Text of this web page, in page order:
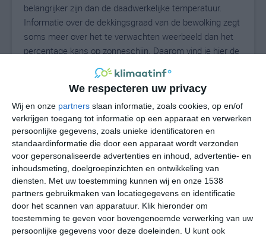
We respecteren uw privacy
Wij en onze partners slaan informatie, zoals cookies, op en/of
verkrijgen toegang tot informatie op een apparaat en verwerken
persoonlijke gegevens, zoals unieke identificatoren en
standaardinformatie die door een apparaat wordt verzonden
voor gepersonaliseerde advertenties en inhoud, advertentie- en
inhoudsmeting, doelgroepinzichten en ontwikkeling van
diensten.
Met uw toestemming kunnen wij en onze 1538
partners gebruikmaken van locatiegegevens en identificatie
door het scannen van apparatuur. Klik hieronder om
toestemming te geven voor bovengenoemde verwerking van uw
persoonlijke gegevens voor deze doeleinden. U kunt ook
belangrijker zijn dan de daadwerkelijke temperatuur.
Informatie over de dekkingsgraad van de bewolking zegt
soms meer over het te verwachten weerbeeld dan het
percentage kans op zonneschijn. Daarom vind je hier de
uitgebreide weersvoorspelling voor Oeschebüttel.
16°C
za
22°
zo ma
19° 12°
di
19° 10°